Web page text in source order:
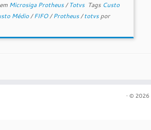
Microsiga Protheus/Totvs Tags Custo
Médio/FIFO/Protheus/totvspor
· © 2026